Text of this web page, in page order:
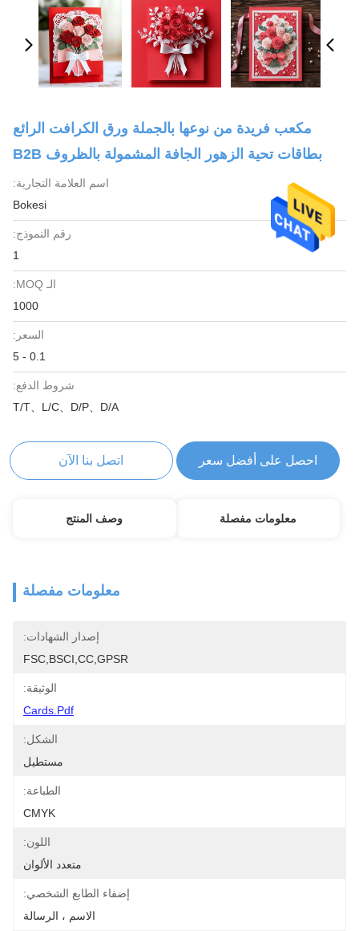
مكعب فريدة من نوعها بالجملة ورق الكرافت الرائع
بطاقات تحية الزهور الجافة المشمولة بالظروف B2B
اسم العلامة التجارية:
Bokesi
رقم النموذج:
الـ MOQ:
1000
السعر:
0.1 - 5
شروط الدفع:
T/T、L/C、D/P、D/A
احصل على أفضل سعر اتصل بنا الآن
معلومات مفصلة وصف المنتج
معلومات مفصلة
إصدار الشهادات:
FSC,BSCI,CC,GPSR
الوثيقة:
Cards.pdf
الشكل:
مستطيل
الطباعة:
CMYK
اللون:
متعدد الألوان
إضفاء الطابع الشخصي:
الاسم ، الرسالة